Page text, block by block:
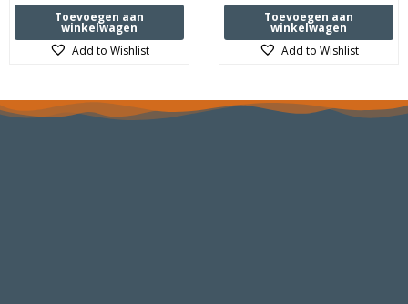
Waardering
0
uit
5
Toevoegen aan
winkelwagen
Add to Wishlist
Waardering
0
uit
5
Toevoegen aan
winkelwagen
Add to Wishlist